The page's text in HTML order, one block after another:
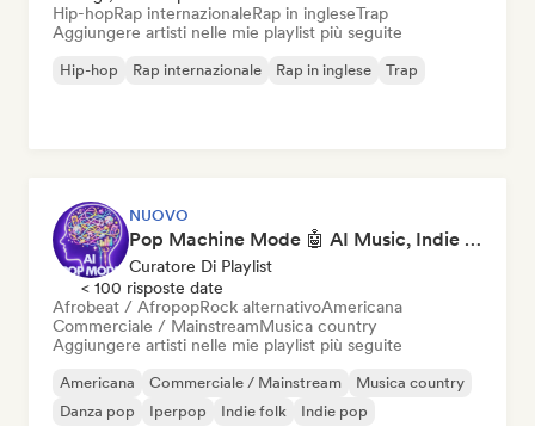
Hip-hopRap internazionaleRap in ingleseTrap
Aggiungere artisti nelle mie playlist più seguite
Hip-hop Rap internazionale Rap in inglese Trap
NUOVO
Pop Machine Mode 🤖 AI Music, Indie Pop & Dream Pop
Curatore Di Playlist
< 100 risposte date
Afrobeat / AfropopRock alternativoAmericana
Commerciale / MainstreamMusica country
Aggiungere artisti nelle mie playlist più seguite
Americana Commerciale / Mainstream
Musica country
Danza pop
Iperpop Indie folk Indie pop